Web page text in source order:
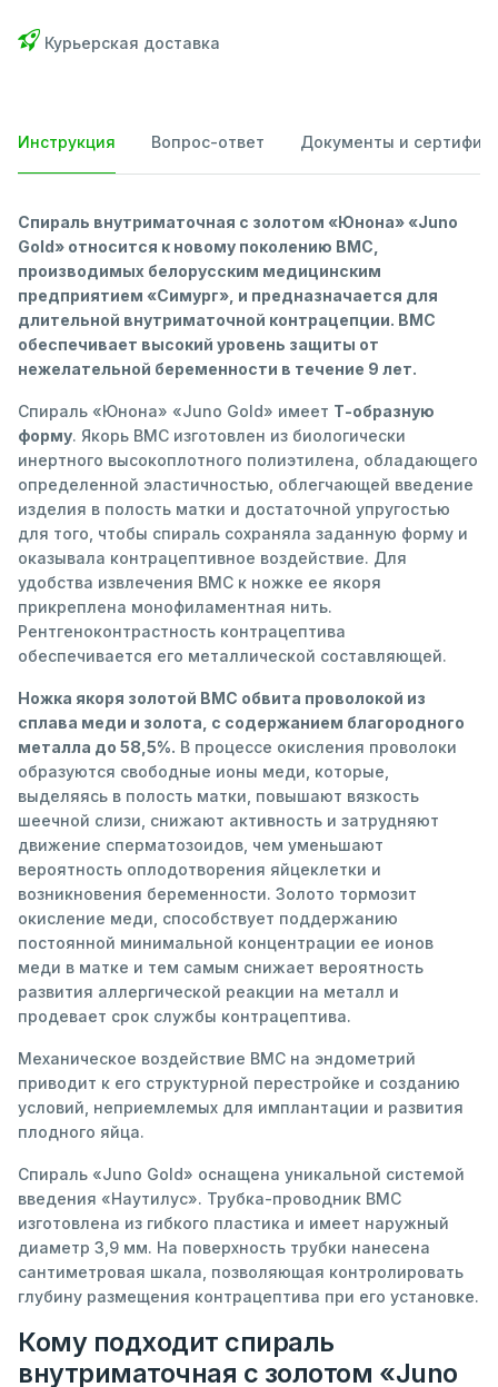
Курьерская доставка
Инструкция Вопрос-ответ Документы и
Спираль внутриматочная с золотом «Юнона» «Juno
Gold» относится к новому поколению ВМС,
производимых белорусским медицинским
предприятием «Симург», и предназначается для
длительной внутриматочной контрацепции. ВМС
обеспечивает высокий уровень защиты от
нежелательной беременности в течение 9 лет.
Спираль «Юнона» «Juno Gold» имеет Т-образную
форму. Якорь ВМС изготовлен из биологически
инертного высокоплотного полиэтилена, обладающего
определенной эластичностью, облегчающей введение
изделия в полость матки и достаточной упругостью
для того, чтобы спираль сохраняла заданную форму и
оказывала контрацептивное воздействие. Для
удобства извлечения ВМС к ножке ее якоря
прикреплена монофиламентная нить.
Рентгеноконтрастность контрацептива
обеспечивается его металлической составляющей.
Ножка якоря золотой ВМС обвита проволокой из
сплава меди и золота, с содержанием благородного
металла до 58,5%. В процессе окисления проволоки
образуются свободные ионы меди, которые,
выделяясь в полость матки, повышают вязкость
шеечной слизи, снижают активность и затрудняют
движение сперматозоидов, чем уменьшают
вероятность оплодотворения яйцеклетки и
возникновения беременности. Золото тормозит
окисление меди, способствует поддержанию
постоянной минимальной концентрации ее ионов
меди в матке и тем самым снижает вероятность
развития аллергической реакции на металл и
продевает срок службы контрацептива.
Механическое воздействие ВМС на эндометрий
приводит к его структурной перестройке и созданию
условий, неприемлемых для имплантации и развития
плодного яйца.
Спираль «Juno Gold» оснащена уникальной системой
введения «Наутилус». Трубка-проводник ВМС
изготовлена из гибкого пластика и имеет наружный
диаметр 3,9 мм. На поверхность трубки нанесена
сантиметровая шкала, позволяющая контролировать
глубину размещения контрацептива при его установке.
Кому подходит спираль
внутриматочная с золотом «Juno